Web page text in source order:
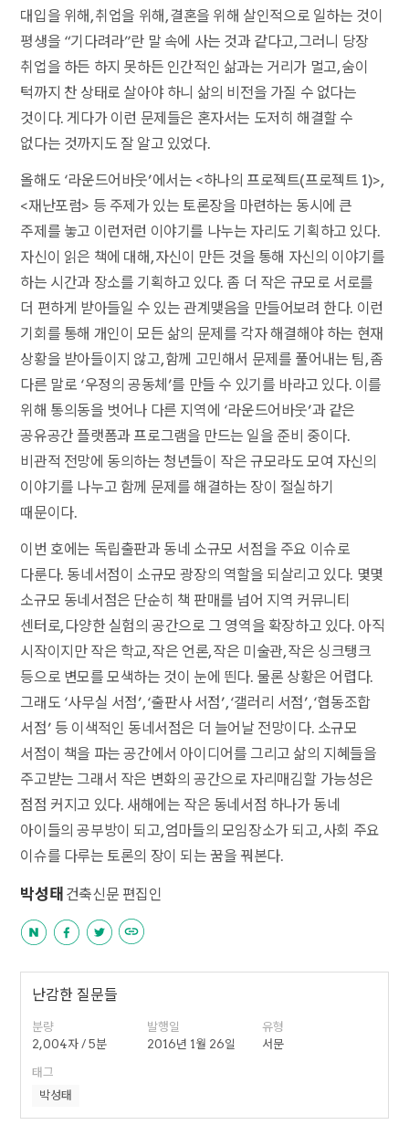
대입을 위해, 취업을 위해, 결혼을 위해 살인적으로 일하는 것이
평생을 “기다려라”란 말 속에 사는 것과 같다고, 그러니 당장
취업을 하든 하지 못하든 인간적인 삶과는 거리가 멀고, 숨이
턱까지 찬 상태로 살아야 하니 삶의 비전을 가질 수 없다는
것이다. 게다가 이런 문제들은 혼자서는 도저히 해결할 수
없다는 것까지도 잘 알고 있었다.
올해도 ‘라운드어바웃’에서는 <하나의 프로젝트(프로젝트 1)>,
<재난포럼> 등 주제가 있는 토론장을 마련하는 동시에 큰
주제를 놓고 이런저런 이야기를 나누는 자리도 기획하고 있다.
자신이 읽은 책에 대해, 자신이 만든 것을 통해 자신의 이야기를
하는 시간과 장소를 기획하고 있다. 좀 더 작은 규모로 서로를
더 편하게 받아들일 수 있는 관계맺음을 만들어보려 한다. 이런
기회를 통해 개인이 모든 삶의 문제를 각자 해결해야 하는 현재
상황을 받아들이지 않고, 함께 고민해서 문제를 풀어내는 팀, 좀
다른 말로 ‘우정의 공동체’를 만들 수 있기를 바라고 있다. 이를
위해 통의동을 벗어나 다른 지역에 ‘라운드어바웃’과 같은
공유공간 플랫폼과 프로그램을 만드는 일을 준비 중이다.
비관적 전망에 동의하는 청년들이 작은 규모라도 모여 자신의
이야기를 나누고 함께 문제를 해결하는 장이 절실하기
때문이다.
이번 호에는 독립출판과 동네 소규모 서점을 주요 이슈로
다룬다. 동네서점이 소규모 광장의 역할을 되살리고 있다. 몇몇
소규모 동네서점은 단순히 책 판매를 넘어 지역 커뮤니티
센터로, 다양한 실험의 공간으로 그 영역을 확장하고 있다. 아직
시작이지만 작은 학교, 작은 언론, 작은 미술관, 작은 싱크탱크
등으로 변모를 모색하는 것이 눈에 띈다. 물론 상황은 어렵다.
그래도 ‘사무실 서점’, ‘출판사 서점’, ‘갤러리 서점’, ‘협동조합
서점’ 등 이색적인 동네서점은 더 늘어날 전망이다. 소규모
서점이 책을 파는 공간에서 아이디어를 그리고 삶의 지혜들을
주고받는 그래서 작은 변화의 공간으로 자리매김할 가능성은
점점 커지고 있다. 새해에는 작은 동네서점 하나가 동네
아이들의 공부방이 되고, 엄마들의 모임장소가 되고, 사회 주요
이슈를 다루는 토론의 장이 되는 꿈을 꿔본다.
박성태 건축신문 편집인
난감한 질문들
분량
2,004자 / 5분
발행일
2016년 1월 26일
유형
서문
태그
박성태